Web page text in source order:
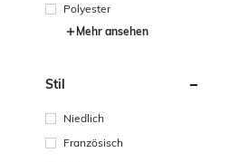
Polyester
Mehr ansehen
Stil
Niedlich
Französisch